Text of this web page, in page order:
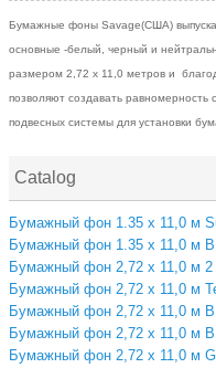
Бумажные фоны Savage(США)
основные -белый, черный и
размером 2,72 х 11,0 метров и
позволяют создавать равномерность
подвесных системы для установки
Catalog
Бумажный фон 1.35 х 11,0 м
Бумажный фон 1.35 х 11,0 м
Бумажный фон 2,72 х 11,0 м 2
Бумажный фон 2,72 х 11,0 м
Бумажный фон 2,72 х 11,0 м
Бумажный фон 2,72 х 11,0 м
Бумажный фон 2,72 х 11,0 м